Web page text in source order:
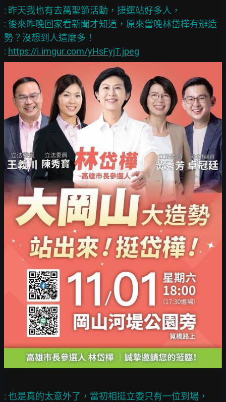
: 昨天我也有去萬聖節活動，捷運站好多人，
: 後來昨晚回家看新聞才知道，原來當晚林岱樺有辦造
勢？沒想到人這麼多！
: https://i.imgur.com/yHsFyjT.jpeg
: 也是真的太意外了，當初相挺立委只有一位到場，